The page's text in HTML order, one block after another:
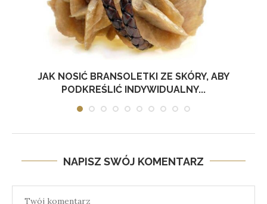
JAK NOSIĆ BRANSOLETKI ZE SKÓRY, ABY
PODKREŚLIĆ INDYWIDUALNY...
NAPISZ SWÓJ KOMENTARZ